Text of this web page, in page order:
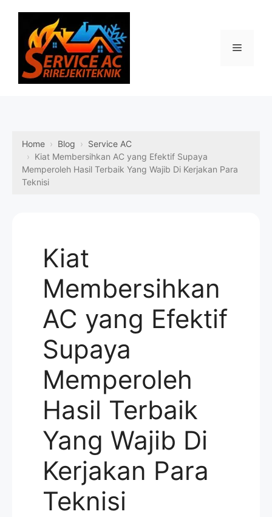
content
Menu
Home Blog
Service AC
Kiat Membersihkan AC yang Efektif Supaya
Memperoleh Hasil Terbaik Yang Wajib Di Kerjakan Para
Teknisi
Kiat
Membersihkan
AC yang Efektif
Supaya
Memperoleh
Hasil Terbaik
Yang Wajib Di
Kerjakan Para
Teknisi